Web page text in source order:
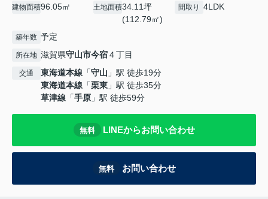
建物面積96.05㎡ 土地面積34.11坪
(112.79㎡)
間取り 4LDK
築年数 予定
所在地 滋賀県守山市今宿４丁目
交通 東海道本線 「守山 」駅 徒歩19分
東海道本線 「栗東 」駅 徒歩35分
草津線 「手原 」駅 徒歩59分
無料 LINEからお問い合わせ
無料 お問い合わせ